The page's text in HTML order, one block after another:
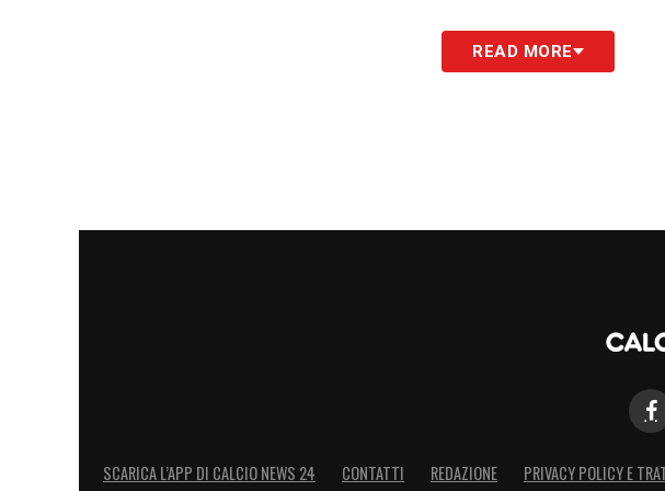
LA PLAYLIST DELLE NOSTRE TOP NEWSREAD MORE
SCARICA L’APP DI CALCIO NEWS 24 CONTATTI REDAZIONE PRIVACY POLICY E